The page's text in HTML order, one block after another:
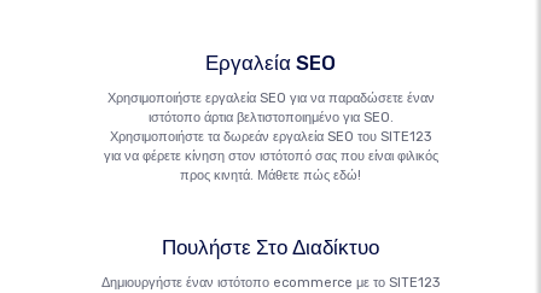
Εργαλεία SEO
Χρησιμοποιήστε εργαλεία SEO για να παραδώσετε έναν
ιστότοπο άρτια βελτιστοποιημένο για SEO.
Χρησιμοποιήστε τα δωρεάν εργαλεία SEO του SITE123
για να φέρετε κίνηση στον ιστότοπό σας που είναι φιλικός
προς κινητά. Μάθετε πώς εδώ!
Πουλήστε Στο Διαδίκτυο
Δημιουργήστε έναν ιστότοπο ecommerce με το SITE123